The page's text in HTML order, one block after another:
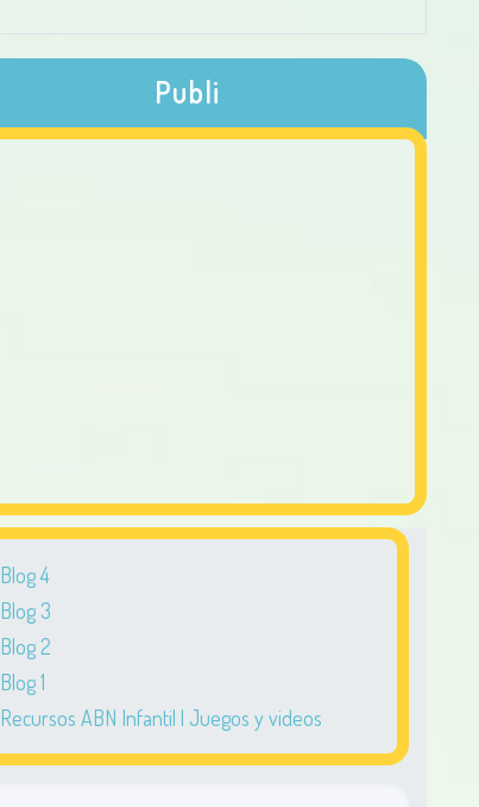
Publi
Blog 4
Blog 3
Blog 2
Blog 1
Recursos ABN Infantil | Juegos y videos